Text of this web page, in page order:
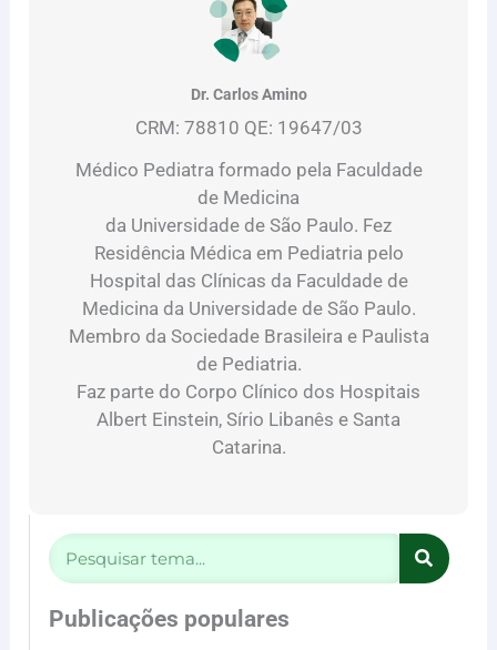
Dr. Carlos Amino
CRM: 78810 QE: 19647/03
Médico Pediatra formado pela Faculdade
de Medicina
da Universidade de São Paulo. Fez
Residência Médica em Pediatria pelo
Hospital das Clínicas da Faculdade de
Medicina da Universidade de São Paulo.
Membro da Sociedade Brasileira e Paulista
de Pediatria.
Faz parte do Corpo Clínico dos Hospitais
Albert Einstein, Sírio Libanês e Santa
Catarina.
Pesquisar
Publicações populares